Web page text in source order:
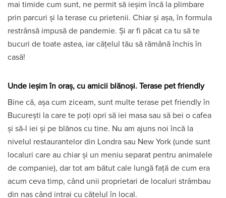
mai timide cum sunt, ne permit să ieșim încă la plimbare
prin parcuri și la terase cu prietenii. Chiar și așa, în formula
restrânsă impusă de pandemie. Și ar fi păcat ca tu să te
bucuri de toate astea, iar cățelul tău să rămână închis în
casă!
Unde ieșim în oraș, cu amicii blănoși. Terase pet friendly
Bine că, așa cum ziceam, sunt multe terase pet friendly în
București la care te poți opri să iei masa sau să bei o cafea
și să-l iei și pe blănos cu tine. Nu am ajuns noi încă la
nivelul restaurantelor din Londra sau New York (unde sunt
localuri care au chiar și un meniu separat pentru animalele
de companie), dar tot am bătut cale lungă față de cum era
acum ceva timp, când unii proprietari de localuri strâmbau
din nas când intrai cu cățelul în local.